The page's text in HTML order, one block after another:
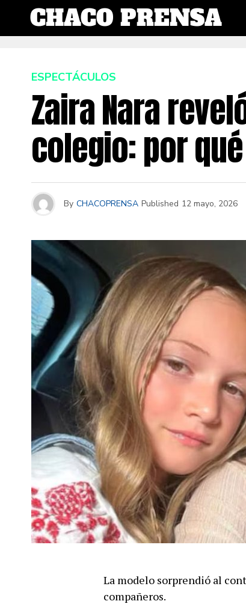
ESPECTÁCULOS
Zaira Nara
colegio: por
By CHACOPRENSA Published 12 mayo, 2026
La modelo sorprendió al
compañeros.